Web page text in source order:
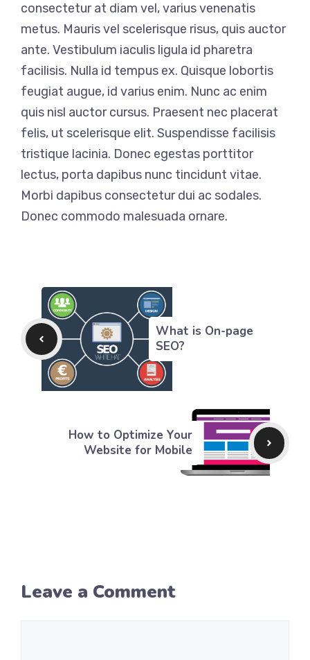
consectetur at diam vel, varius venenatis
metus. Mauris vel scelerisque risus, quis auctor
ante. Vestibulum iaculis ligula id pharetra
facilisis. Nulla id tempus ex. Quisque lobortis
feugiat augue, id varius enim. Nunc ac enim
quis nisl auctor cursus. Praesent nec placerat
felis, ut scelerisque elit. Suspendisse facilisis
tristique lacinia. Donec egestas porttitor
lectus, porta dapibus nunc tincidunt vitae.
Morbi dapibus consectetur dui ac sodales.
Donec commodo malesuada ornare.
What is On-page
SEO?
How to Optimize Your
Website for Mobile
Leave a Comment